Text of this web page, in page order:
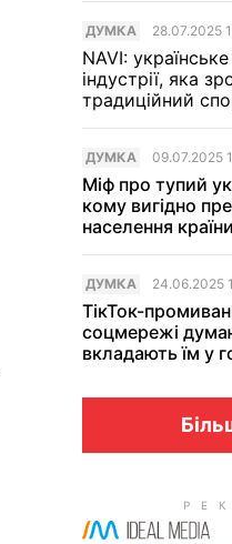
ДУМКА 28.07.2025
NAVI:
індустрії, яка
традиційний
ДУМКА 09.07.2025
Міф про тупий
кому вигідно
населення
ДУМКА 24.06.2025
ТікТок-
соцмережі
вкладають їм у